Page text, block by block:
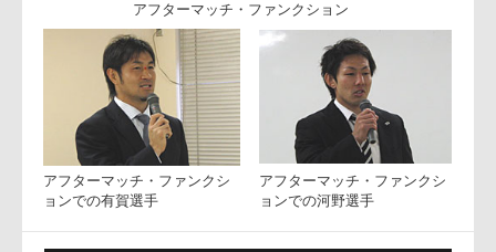
スクール交流試合
女子セブンズ 日本代表セレクシ
ョンマッチ